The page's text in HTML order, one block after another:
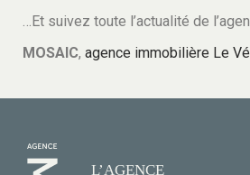
…Et suivez toute l’actualité de
MOSAIC, agence immobilière Le
L’AGENCE